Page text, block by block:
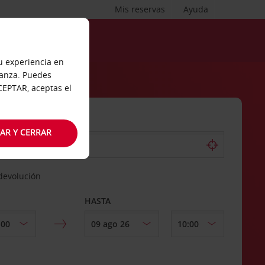
Ayuda
Mis reservas
HASTA
experiencia en
Puedes
aceptas el
Y CERRAR